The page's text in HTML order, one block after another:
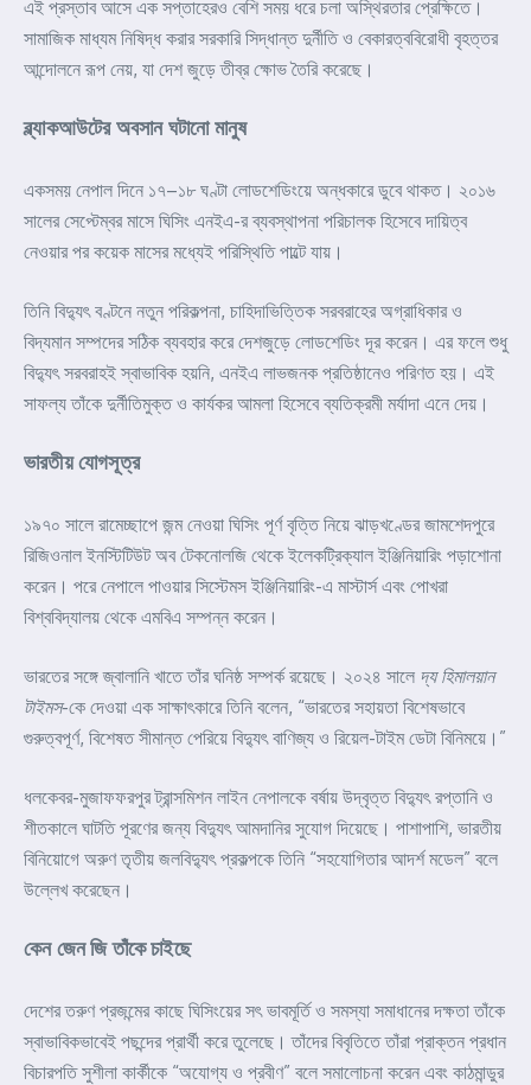
এই প্রস্তাব আসে এক সপ্তাহেরও বেশি সময় ধরে চলা অস্থিরতার প্রেক্ষিতে।
সামাজিক মাধ্যম নিষিদ্ধ করার সরকারি সিদ্ধান্ত দুর্নীতি ও বেকারত্ববিরোধী বৃহত্তর
আন্দোলনে রূপ নেয়, যা দেশ জুড়ে তীব্র ক্ষোভ তৈরি করেছে।
ব্ল্যাকআউটের অবসান ঘটানো মানুষ
একসময় নেপাল দিনে ১৭–১৮ ঘণ্টা লোডশেডিংয়ে অন্ধকারে ডুবে থাকত। ২০১৬
সালের সেপ্টেম্বর মাসে ঘিসিং এনইএ-র ব্যবস্থাপনা পরিচালক হিসেবে দায়িত্ব
নেওয়ার পর কয়েক মাসের মধ্যেই পরিস্থিতি পাল্টে যায়।
তিনি বিদ্যুৎ বণ্টনে নতুন পরিকল্পনা, চাহিদাভিত্তিক সরবরাহের অগ্রাধিকার ও
বিদ্যমান সম্পদের সঠিক ব্যবহার করে দেশজুড়ে লোডশেডিং দূর করেন। এর ফলে শুধু
বিদ্যুৎ সরবরাহই স্বাভাবিক হয়নি, এনইএ লাভজনক প্রতিষ্ঠানেও পরিণত হয়। এই
সাফল্য তাঁকে দুর্নীতিমুক্ত ও কার্যকর আমলা হিসেবে ব্যতিক্রমী মর্যাদা এনে দেয়।
ভারতীয় যোগসূত্র
১৯৭০ সালে রামেচ্ছাপে জন্ম নেওয়া ঘিসিং পূর্ণ বৃত্তি নিয়ে ঝাড়খণ্ডের জামশেদপুরে
রিজিওনাল ইনস্টিটিউট অব টেকনোলজি থেকে ইলেকট্রিক্যাল ইঞ্জিনিয়ারিং পড়াশোনা
করেন। পরে নেপালে পাওয়ার সিস্টেমস ইঞ্জিনিয়ারিং-এ মাস্টার্স এবং পোখরা
বিশ্ববিদ্যালয় থেকে এমবিএ সম্পন্ন করেন।
ভারতের সঙ্গে জ্বালানি খাতে তাঁর ঘনিষ্ঠ সম্পর্ক রয়েছে। ২০২৪ সালে দ্য হিমালয়ান
টাইমস-কে দেওয়া এক সাক্ষাৎকারে তিনি বলেন, “ভারতের সহায়তা বিশেষভাবে
গুরুত্বপূর্ণ, বিশেষত সীমান্ত পেরিয়ে বিদ্যুৎ বাণিজ্য ও রিয়েল-টাইম ডেটা বিনিময়ে।”
ধলকেবর-মুজাফফরপুর ট্রান্সমিশন লাইন নেপালকে বর্ষায় উদ্বৃত্ত বিদ্যুৎ রপ্তানি ও
শীতকালে ঘাটতি পূরণের জন্য বিদ্যুৎ আমদানির সুযোগ দিয়েছে। পাশাপাশি, ভারতীয়
বিনিয়োগে অরুণ তৃতীয় জলবিদ্যুৎ প্রকল্পকে তিনি “সহযোগিতার আদর্শ মডেল” বলে
উল্লেখ করেছেন।
কেন জেন জি তাঁকে চাইছে
দেশের তরুণ প্রজন্মের কাছে ঘিসিংয়ের সৎ ভাবমূর্তি ও সমস্যা সমাধানের দক্ষতা তাঁকে
স্বাভাবিকভাবেই পছন্দের প্রার্থী করে তুলেছে। তাঁদের বিবৃতিতে তাঁরা প্রাক্তন প্রধান
বিচারপতি সুশীলা কার্কীকে “অযোগ্য ও প্রবীণ” বলে সমালোচনা করেন এবং কাঠমান্ডুর